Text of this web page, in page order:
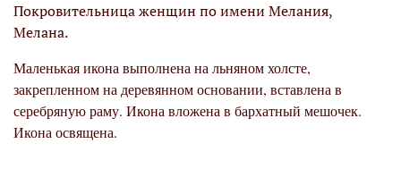
Покровительница женщин по имени Мелания,
Мелана.
Маленькая икона выполнена на льняном холсте,
закрепленном на деревянном основании, вставлена в
серебряную раму. Икона вложена в бархатный мешочек.
Икона освящена.